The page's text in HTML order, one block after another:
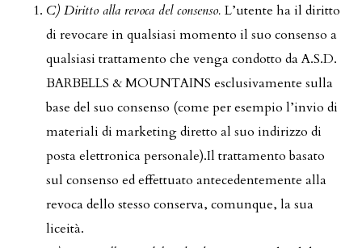
C) Diritto alla revoca del consenso. L’utente ha il diritto
di revocare in qualsiasi momento il suo consenso a
qualsiasi trattamento che venga condotto da A.S.D.
BARBELLS & MOUNTAINS esclusivamente sulla
base del suo consenso (come per esempio l’invio di
materiali di marketing diretto al suo indirizzo di
posta elettronica personale).Il trattamento basato
sul consenso ed effettuato antecedentemente alla
revoca dello stesso conserva, comunque, la sua
liceità.